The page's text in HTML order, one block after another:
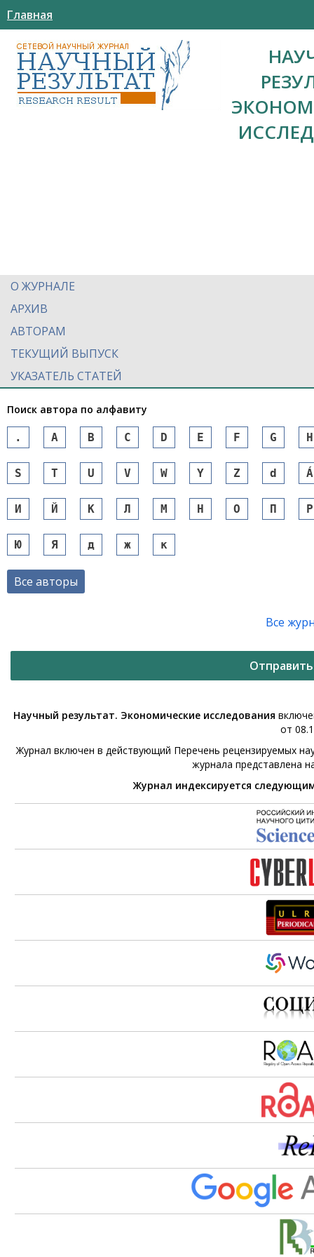
Главная
О ЖУРНАЛЕ
АРХИВ
АВТОРАМ
ТЕКУЩИЙ ВЫПУСК
УКАЗАТЕЛЬ СТАТЕЙ
Поиск автора по алфавиту
. A B C D E F G H
S T U V W Y Z d Á
И Й К Л М Н О П Р
Ю Я д ж к
Все авторы
Все
Научный результат. Экономические исследования
от
Журнал включен в действующий Перечень рецензируемых
журнала представлена
Журнал индексируется